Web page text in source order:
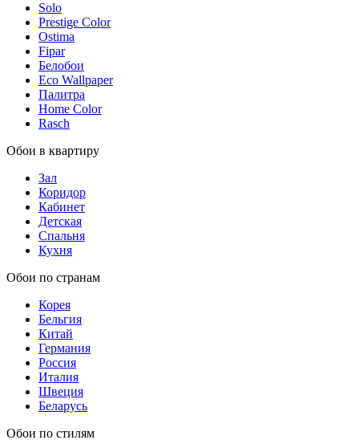
Solo
Prestige Color
Ostima
Fipar
Белобои
Eco Wallpaper
Палитра
Home Color
Rasch
Обои в квартиру
Зал
Коридор
Кабинет
Детская
Спальня
Кухня
Обои по странам
Корея
Бельгия
Китай
Германия
Россия
Италия
Швеция
Беларусь
Обои по стилям